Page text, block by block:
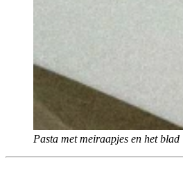
Pasta met meiraapjes en het blad